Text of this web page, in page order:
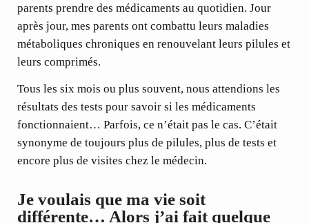
parents prendre des médicaments au quotidien. Jour
après jour, mes parents ont combattu leurs maladies
métaboliques chroniques en renouvelant leurs pilules et
leurs comprimés.
Tous les six mois ou plus souvent, nous attendions les
résultats des tests pour savoir si les médicaments
fonctionnaient… Parfois, ce n’était pas le cas. C’était
synonyme de toujours plus de pilules, plus de tests et
encore plus de visites chez le médecin.
Je voulais que ma vie soit
différente… Alors j’ai fait quelque